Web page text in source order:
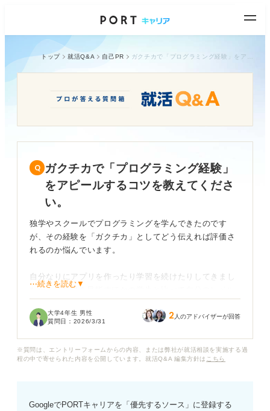
トップ 就活Q&A 自己PR
ガクチカで「プログラミング経験」
をアピールするコツを教えてくださ
い。
独学やスクールでプログラミングを学んできたのです
が、その経験を「ガクチカ」としてどう伝えれば評価さ
れるのか悩んでいます。
自分なりにアプリを作ったり学習を続けたりしてきまし
たが、IT業界を目指すほかの学生と比べて自分のレベル
いのではないかと心配です。
⋯続きを読む▼
大学4年生 男性
質問日： 2026/3/31 2 人のアドバイザーが回答
※質問は、エントリーフォームからの内容、または弊社が就活相談を実施する過
程の中で寄せられた内容を公開しています。就活Q&A 編集方針は こちら
GoogleでPORTキャリアを「優先するソース」に登録する